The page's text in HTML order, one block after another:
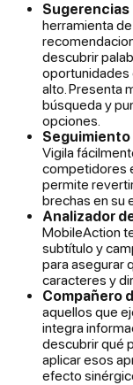
Sugerencias
herramienta
descubrir
oportunidades
alto. Presenta
búsqueda y
opciones.
Seguimiento
Vigila
competidores
permite
brechas en su
Analizador
MobileAction
subtítulo y
para asegurar
caracteres y
Compañero
aquellos que
integra
descubrir qué
aplicar esos
efecto